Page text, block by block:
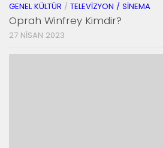
GENEL KÜLTÜR / TELEVIZYON / SINEMA
Oprah Winfrey Kimdir?
27 NISAN 2023